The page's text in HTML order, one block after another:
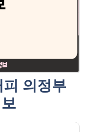
의정부